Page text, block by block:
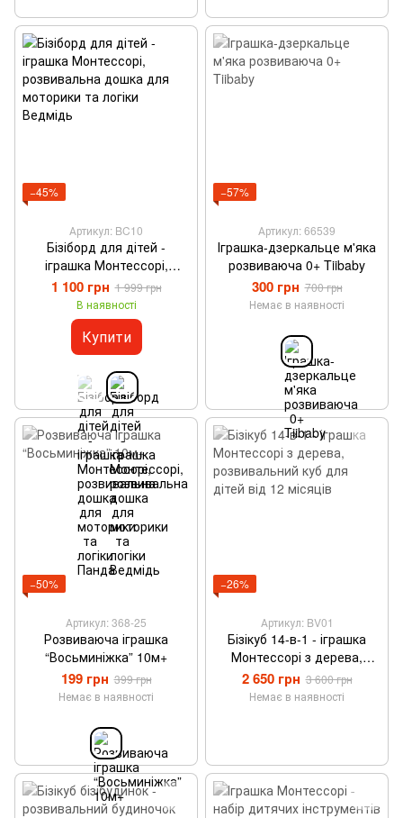
−45%
Артикул: BC10
Бізіборд для дітей -
іграшка Монтессорі,
розвивальна дошка для
моторики та логіки
Ведмідь
1 100 грн 1 999 грн
В наявності
Купити
−57%
Артикул: 66539
Іграшка-дзеркальце м'яка
розвиваюча 0+ Tiibaby
300 грн 700 грн
Немає в наявності
−50%
Артикул: 368-25
Розвиваюча іграшка
“Восьминіжка” 10м+
199 грн 399 грн
Немає в наявності
−26%
Артикул: BV01
Бізікуб 14-в-1 - іграшка
Монтессорі з дерева,
розвивальний куб для
дітей від 12 місяців
2 650 грн 3 600 грн
Немає в наявності